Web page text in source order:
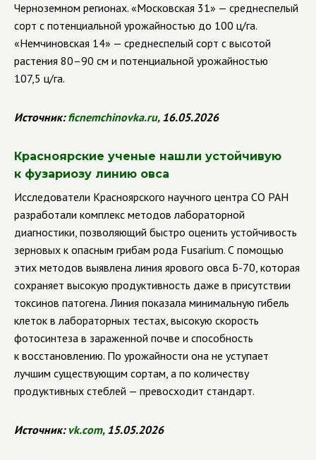
Черноземном регионах. «Московская 31» — среднеспелый
сорт с потенциальной урожайностью до 100 ц/га.
«Немчиновская 14» — среднеспелый сорт с высотой
растения 80–90 см и потенциальной урожайностью
107,5 ц/га.
Источник: ficnemchinovka.ru,16.05.2026
Красноярские ученые нашли устойчивую
к фузариозу линию овса
Исследователи Красноярского научного центра СО РАН
разработали комплекс методов лабораторной
диагностики, позволяющий быстро оценить устойчивость
зерновых к опасным грибам рода Fusarium. С помощью
этих методов выявлена линия ярового овса Б-70, которая
сохраняет высокую продуктивность даже в присутствии
токсинов патогена. Линия показала минимальную гибель
клеток в лабораторных тестах, высокую скорость
фотосинтеза в зараженной почве и способность
к восстановлению. По урожайности она не уступает
лучшим существующим сортам, а по количеству
продуктивных стеблей — превосходит стандарт.
Источник: vk.com,15.05.2026